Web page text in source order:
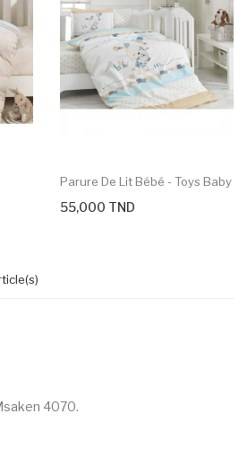
Parure De Lit Bébé - Toys Baby
55,000 TND
4070.